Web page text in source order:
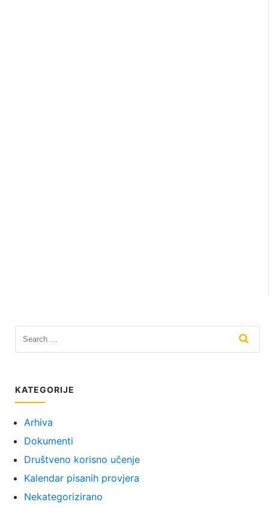
KATEGORIJE
Arhiva
Dokumenti
Društveno korisno učenje
Kalendar pisanih provjera
Nekategorizirano